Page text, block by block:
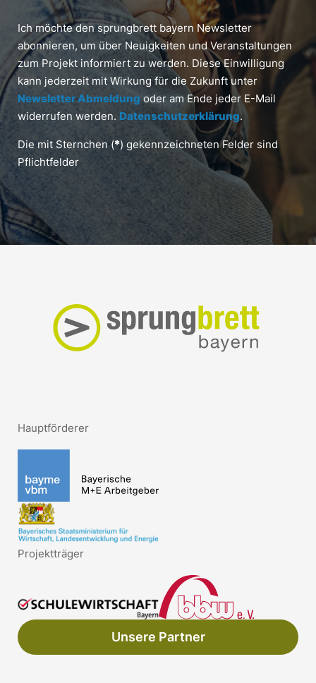
Ich möchte den sprungbrett bayern Newsletter
abonnieren, um über Neuigkeiten und Veranstaltungen
zum Projekt informiert zu werden. Diese Einwilligung
kann jederzeit mit Wirkung für die Zukunft unter
Newsletter Abmeldung oder am Ende jeder E-Mail
widerrufen werden. Datenschutzerklärung.
Die mit Sternchen (*) gekennzeichneten Felder sind
Pflichtfelder
Hauptförderer
Projektträger
Unsere Partner